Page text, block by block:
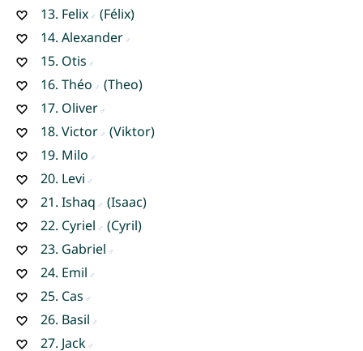
13. Felix
(Félix)
14. Alexander
15. Otis
16. Théo
(Theo)
17. Oliver
18. Victor
(Viktor)
19. Milo
20. Levi
21. Ishaq
(Isaac)
22. Cyriel
(Cyril)
23. Gabriel
24. Emil
25. Cas
26. Basil
27. Jack